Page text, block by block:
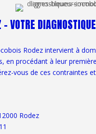
– VOTRE
Rodez intervient à
en procédant à leur
vous de ces contraintes
Rodez